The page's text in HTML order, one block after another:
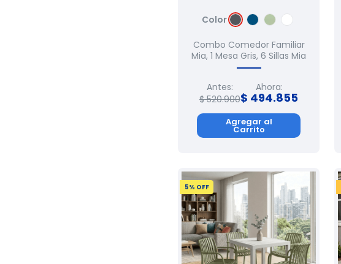
Color
Combo Comedor Familiar
Mia, 1 Mesa Gris, 6 Sillas Mia
Antes:
$ 520.900
Ahora:
$ 494.855
Agregar al
Carrito
5% OFF